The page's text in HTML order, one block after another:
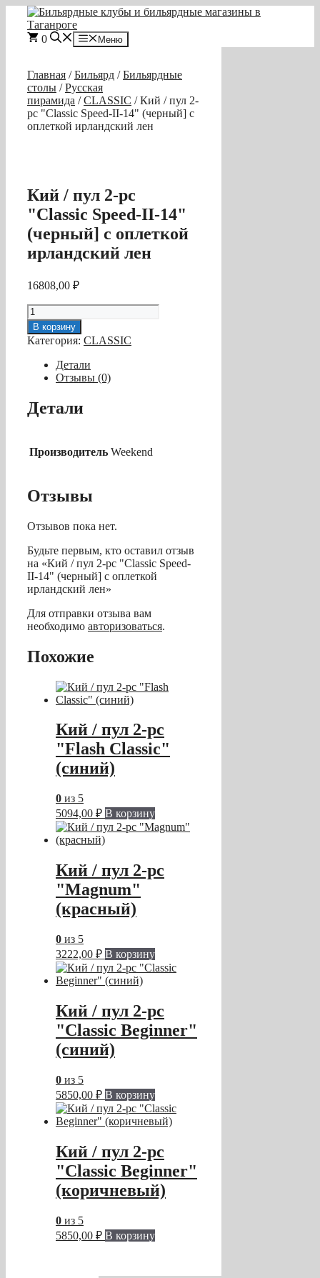
Перейти
содержимому
0 Меню
Главная /Бильярд /Бильярдные
столы /Русская
пирамида /CLASSIC / Кий / пул 2-
pc "Classic Speed-II-14" (черный] с
оплеткой ирландский лен
Кий / пул 2-pc
"Classic Speed-II-14"
(черный] с оплеткой
ирландский лен
16808,00 ₽
Количество
товара
Кий
/
"Classic
Speed-
(черный]
ирландский
лен
В корзину
Категория: CLASSIC
Детали
Отзывы (0)
Детали
Производитель Weekend
Отзывы
Отзывов пока нет.
Будьте первым, кто оставил отзыв
на «Кий / пул 2-pc "Classic Speed-
II-14" (черный] с оплеткой
ирландский лен»
Для отправки отзыва вам
необходимо авторизоваться.
Похожие
Кий / пул 2-pc
"Flash Classic"
(синий)
0 из 5
5094,00 ₽ В корзину
Кий / пул 2-рс
"Magnum"
(красный)
0 из 5
3222,00 ₽ В корзину
Кий / пул 2-pc
"Classic Beginner"
(синий)
0 из 5
5850,00 ₽ В корзину
Кий / пул 2-pc
"Classic Beginner"
(коричневый)
0 из 5
5850,00 ₽ В корзину